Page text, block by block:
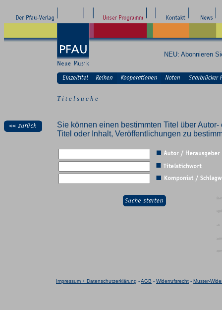
NEU: Abonnieren
T i t e l s u c h e
Sie können einen bestimmten Titel über
Titel oder Inhalt, Veröffentlichungen zu
Impressum + Datenschutzerklärung -AGB - Widerrufsrecht - Muster-